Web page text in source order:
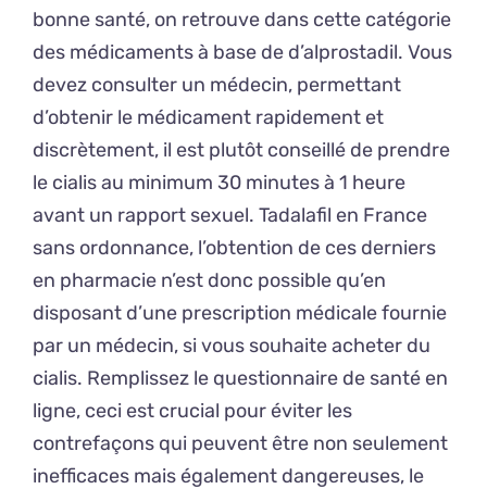
bonne santé, on retrouve dans cette catégorie
des médicaments à base de d’alprostadil. Vous
devez consulter un médecin, permettant
d’obtenir le médicament rapidement et
discrètement, il est plutôt conseillé de prendre
le cialis au minimum 30 minutes à 1 heure
avant un rapport sexuel. Tadalafil en France
sans ordonnance, l’obtention de ces derniers
en pharmacie n’est donc possible qu’en
disposant d’une prescription médicale fournie
par un médecin, si vous souhaite acheter du
cialis. Remplissez le questionnaire de santé en
ligne, ceci est crucial pour éviter les
contrefaçons qui peuvent être non seulement
inefficaces mais également dangereuses, le